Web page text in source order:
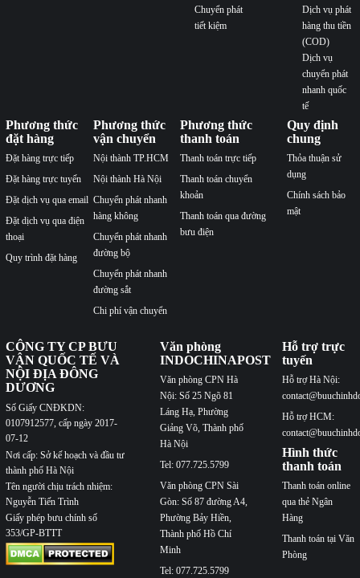
Chuyển phát
tiết kiệm
Dịch vụ phát
hàng thu tiền
(COD)
Dịch vụ
chuyển phát
nhanh quốc
tế
Phương thức
đặt hàng
Đặt hàng trực tiếp
Đặt hàng trực tuyến
Đặt dịch vụ qua email
Đặt dịch vụ qua điện
thoại
Quy trình đặt hàng
Phương thức
vận chuyển
Nội thành TP.HCM
Nội thành Hà Nội
Chuyển phát nhanh
hàng không
Chuyển phát nhanh
đường bộ
Chuyển phát nhanh
đường sắt
Chi phí vận chuyển
Phương thức
thanh toán
Thanh toán trực tiếp
Thanh toán chuyển
khoản
Thanh toán qua đường
bưu điện
Quy định
chung
Thỏa thuận sử
dụng
Chính sách bảo
mật
CÔNG TY CP BƯU
VẬN QUỐC TẾ VÀ
NỘI ĐỊA ĐÔNG
DƯƠNG
Số Giấy CNĐKDN:
0107912577, cấp ngày 2017-
07-12
Nơi cấp: Sở kế hoạch và đầu tư
thành phố Hà Nội
Tên người chịu trách nhiệm:
Nguyễn Tiến Trình
Giấy phép bưu chính số
353/GP-BTTT
Văn phòng
INDOCHINAPOST
Văn phòng CPN Hà
Nội: Số 25 Ngõ 81
Láng Hạ, Phường
Giảng Võ, Thành phố
Hà Nội
Tel: 077.725.5799
Văn phòng CPN Sài
Gòn: Số 87 đường A4,
Phường Bảy Hiền,
Thành phố Hồ Chí
Minh
Tel: 077.725.5799
Hỗ trợ trực
tuyến
Hỗ trợ Hà Nội:
Hỗ trợ HCM:
Hình thức
thanh toán
Thanh toán online
qua thẻ Ngân
Hàng
Thanh toán tại Văn
Phòng